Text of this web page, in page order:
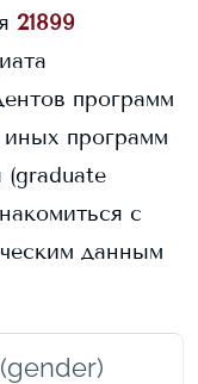
21899
программ
иных программ
(graduate
с
данным